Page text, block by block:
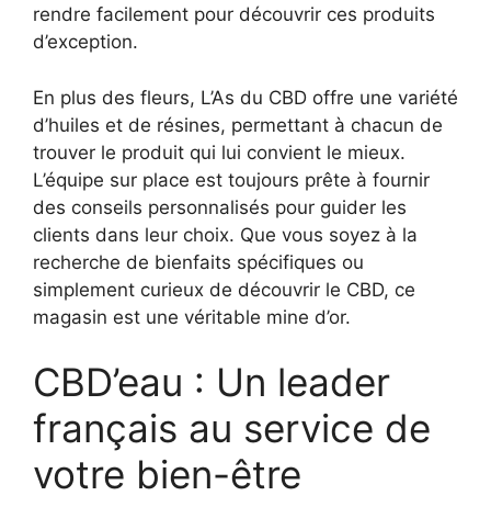
rendre facilement pour découvrir ces produits
d’exception.
En plus des fleurs, L’As du CBD offre une variété
d’huiles et de résines, permettant à chacun de
trouver le produit qui lui convient le mieux.
L’équipe sur place est toujours prête à fournir
des conseils personnalisés pour guider les
clients dans leur choix. Que vous soyez à la
recherche de bienfaits spécifiques ou
simplement curieux de découvrir le CBD, ce
magasin est une véritable mine d’or.
CBD’eau : Un leader
français au service de
votre bien-être